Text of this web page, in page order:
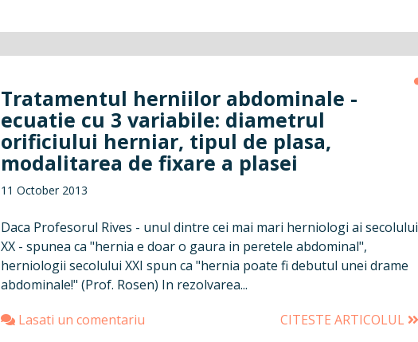
Tratamentul herniilor abdominale -
ecuatie cu 3 variabile: diametrul
orificiului herniar, tipul de plasa,
modalitarea de fixare a plasei
11 October 2013
Daca Profesorul Rives - unul dintre cei mai mari herniologi ai secolului
XX - spunea ca "hernia e doar o gaura in peretele abdominal",
herniologii secolului XXI spun ca "hernia poate fi debutul unei drame
abdominale!" (Prof. Rosen) In rezolvarea...
Lasati un comentariu
CITESTE ARTICOLUL